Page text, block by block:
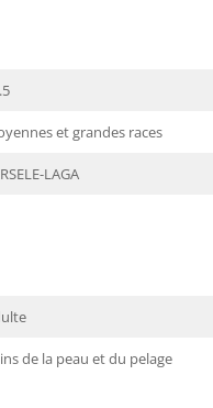
et grandes races
LAGA
de la peau et du pelage